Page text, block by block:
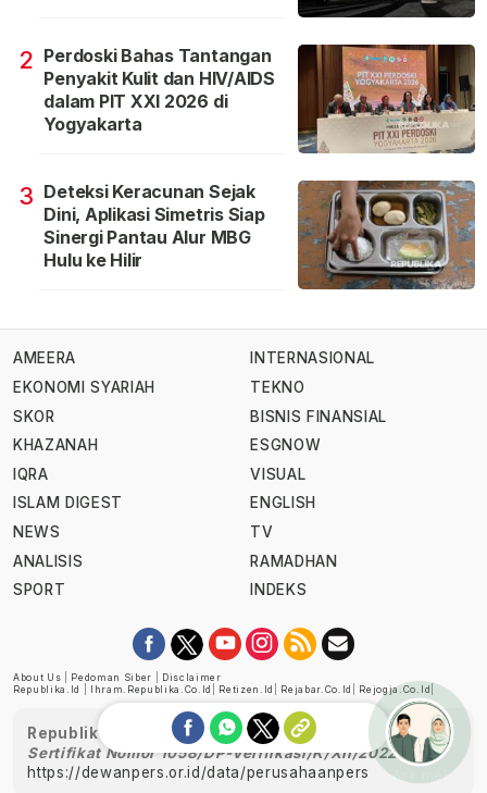
2 Perdoski Bahas Tantangan
Penyakit Kulit dan HIV/AIDS
dalam PIT XXI 2026 di
Yogyakarta
3 Deteksi Keracunan Sejak
Dini, Aplikasi Simetris Siap
Sinergi Pantau Alur MBG
Hulu ke Hilir
AMEERA
EKONOMI SYARIAH
SKOR
KHAZANAH
IQRA
ISLAM DIGEST
NEWS
ANALISIS
SPORT
INTERNASIONAL
TEKNO
BISNIS FINANSIAL
ESGNOW
VISUAL
ENGLISH
TV
RAMADHAN
INDEKS
About Us Pedoman Siber
Disclaimer
Republika.id
Ihram.republika.co.id Retizen.id Rejabar.co.id Rejogja.co.id
Republika telah diverifikasi oleh Dewan Pers
Sertifikat Nomor 1058/DP-Verifikasi/K/XII/2022
https://dewanpers.or.id/data/perusahaanpers
Ask me!